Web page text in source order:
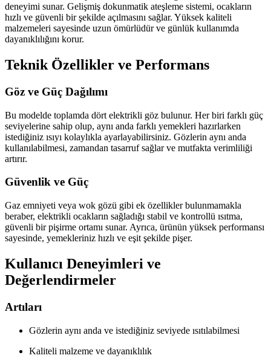
deneyimi sunar. Gelişmiş dokunmatik ateşleme sistemi, ocakların
hızlı ve güvenli bir şekilde açılmasını sağlar. Yüksek kaliteli
malzemeleri sayesinde uzun ömürlüdür ve günlük kullanımda
dayanıklılığını korur.
Teknik Özellikler ve Performans
Göz ve Güç Dağılımı
Bu modelde toplamda dört elektrikli göz bulunur. Her biri farklı güç
seviyelerine sahip olup, aynı anda farklı yemekleri hazırlarken
istediğiniz ısıyı kolaylıkla ayarlayabilirsiniz. Gözlerin aynı anda
kullanılabilmesi, zamandan tasarruf sağlar ve mutfakta verimliliği
artırır.
Güvenlik ve Güç
Gaz emniyeti veya wok gözü gibi ek özellikler bulunmamakla
beraber, elektrikli ocakların sağladığı stabil ve kontrollü ısıtma,
güvenli bir pişirme ortamı sunar. Ayrıca, ürünün yüksek performansı
sayesinde, yemekleriniz hızlı ve eşit şekilde pişer.
Kullanıcı Deneyimleri ve
Değerlendirmeler
Artıları
Gözlerin aynı anda ve istediğiniz seviyede ısıtılabilmesi
Kaliteli malzeme ve dayanıklılık